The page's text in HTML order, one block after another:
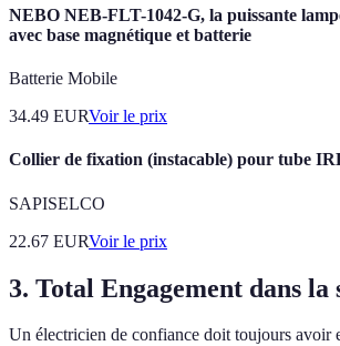
NEBO NEB-FLT-1042-G, la puissante
avec base magnétique et batterie
Batterie Mobile
34.49 EURVoir le prix
Collier de fixation (instacable) pour tube
SAPISELCO
22.67 EURVoir le prix
3. Total Engagement dans la
Un électricien de confiance doit toujours avoir